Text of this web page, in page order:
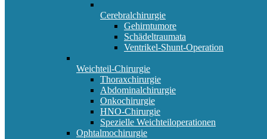
Cerebralchirurgie
Gehirntumore
Schädeltraumata
Ventrikel-Shunt-Operation
Weichteil-Chirurgie
Thoraxchirurgie
Abdominalchirurgie
Onkochirurgie
HNO-Chirurgie
Spezielle Weichteiloperationen
Ophtalmochirurgie